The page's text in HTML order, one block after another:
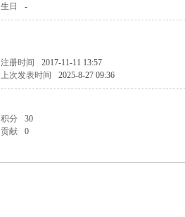
生日 -
注册时间 2017-11-11 13:57
上次发表时间 2025-8-27 09:36
积分 30
贡献 0